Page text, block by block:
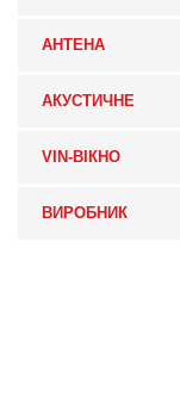
АНТЕНА
АКУСТИЧНЕ
VIN-ВІКНО
ВИРОБНИК